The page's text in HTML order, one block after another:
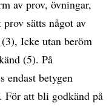
av prov, övningar,
sätts något av
Icke utan beröm
(5). På
endast betygen
För att bli godkänd på